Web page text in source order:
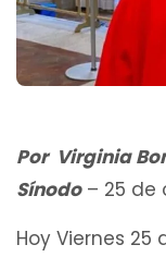
Por Virginia
Sínodo– 25 de
Hoy Viernes